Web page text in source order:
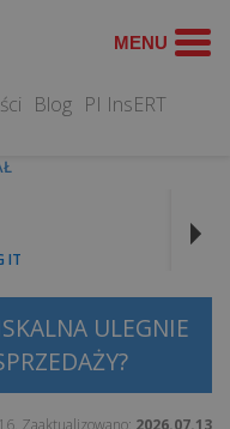
Blog PI InsERT
IT
ULEGNIE
. Zaaktualizowano: 2026.07.13